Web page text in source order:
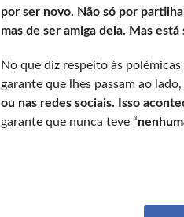
por ser novo. Não só por
mas de ser amiga dela. Mas
No que diz respeito às
garante que lhes passam ao lado,
ou nas redes sociais. Isso
garante que nunca teve “